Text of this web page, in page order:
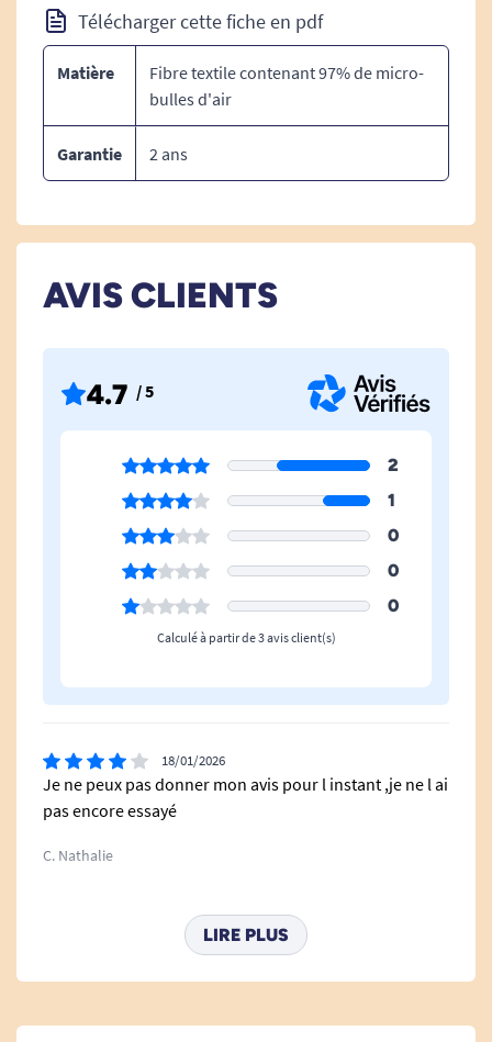
solaire UPF 50+ , bloquant 98 % des rayons UV
pour nager en extérieur en toute sécurité
Guide des tailles :
Les petits + du maillot de bain flottant
Conforme à la norme européenne de
sécurité EN 13138-1:2021.
Fournisseur Officiel de la Fédération
Française de Natation.
Partenaire Officiel de l'Académie Française
de Natation.
Produit issu d'une entreprise française avec
brevet déposé en France.
Télécharger cette fiche en pdf
Matière
Fibre textile contenant 97% de micro-
bulles d'air
Garantie 2 ans
AVIS CLIENTS
4.7 / 5
2
1
0
0
0
Calculé à partir de 3 avis client(s)
18/01/2026
Je ne peux pas donner mon avis pour l instant ,je ne l ai
pas encore essayé
C. Nathalie
20/10/2025
Maillot essayé mais pas encore testé. Première
impression excellente
P. JEAN
LIRE PLUS